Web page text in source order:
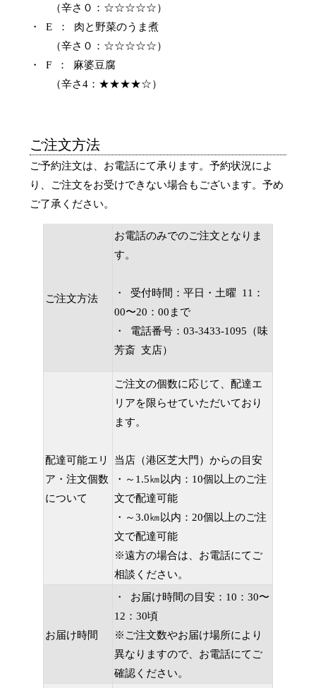
（辛さ０：☆☆☆☆☆）
・ E ： 肉と野菜のうま煮
（辛さ０：☆☆☆☆☆）
・ F ： 麻婆豆腐
（辛さ4：★★★★☆）
ご注文方法
ご予約注文は、お電話にて承ります。予約状況によ
り、ご注文をお受けできない場合もございます。予め
ご了承ください。
ご注文方法
お電話のみでのご注文となりま
す。
・ 受付時間：平日・土曜 11：
00〜20：00まで
・ 電話番号：03-3433-1095（味
芳斎 支店）
配達可能エリ
ア・注文個数
について
ご注文の個数に応じて、配達エ
リアを限らせていただいており
ます。
当店（港区芝大門）からの目安
・ ～1.5㎞以内：10個以上のご注
文で配達可能
・～3.0㎞以内：20個以上のご注
文で配達可能
※遠方の場合は、お電話にてご
相談ください。
お届け時間
・ お届け時間の目安：10：30〜
12：30頃
※ご注文数やお届け場所により
異なりますので、お電話にてご
確認ください。